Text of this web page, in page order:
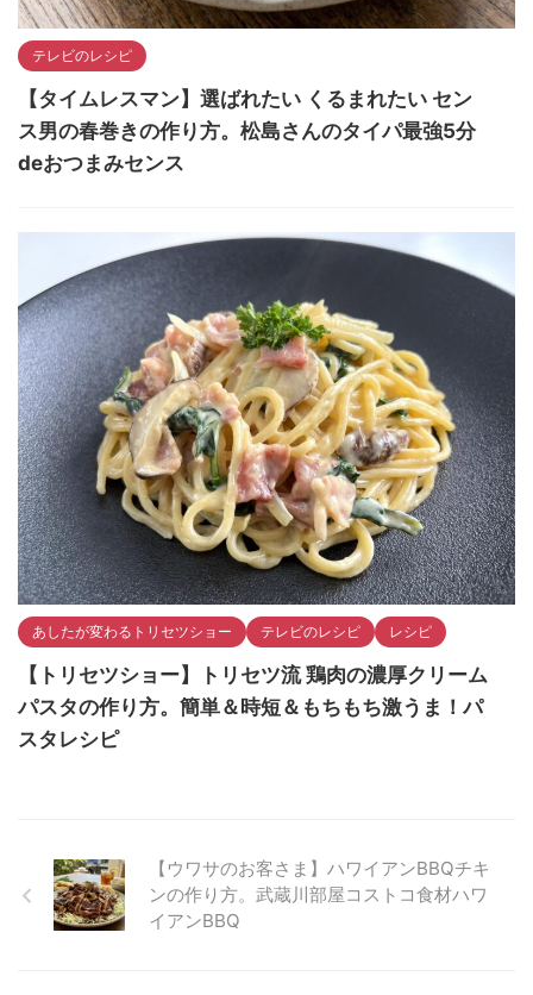
テレビのレシピ
【タイムレスマン】選ばれたい くるまれたい セン
ス男の春巻きの作り方。松島さんのタイパ最強5分
deおつまみセンス
あしたが変わるトリセツショー テレビのレシピ レシピ
【トリセツショー】トリセツ流 鶏肉の濃厚クリーム
パスタの作り方。簡単＆時短＆もちもち激うま！パ
スタレシピ
【ウワサのお客さま】ハワイアンBBQチキ
ンの作り方。武蔵川部屋コストコ食材ハワ
イアンBBQ